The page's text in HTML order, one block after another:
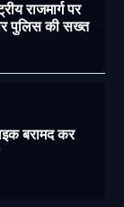
राजमार्ग पर
पुलिस की सख्त
बरामद कर